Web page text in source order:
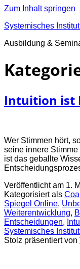
Zum Inhalt springen
Systemisches
Ausbildung &
Intuition ist
Wer Stimmen hört,
seine innere
ist das geballte
Veröffentlicht am 1.
Kategorisiert als
Spiegel Online,
Weiterentwicklung,
Entscheidungen,
Systemisches
Stolz präsentiert von